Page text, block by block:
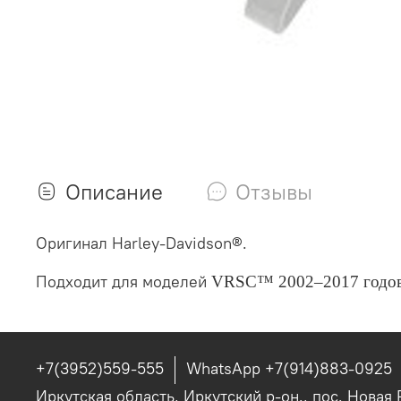
Описание Отзывы
Оригинал Harley-Davidson®.
Подходит для моделей VRSC™ 2002–2017
+7(3952)559-555
WhatsApp +7(914)883-0925
Иркутская область, Иркутский р-он., пос. Новая